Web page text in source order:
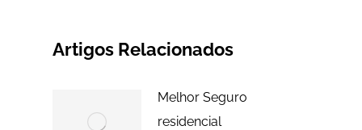
Artigos Relacionados
Melhor Seguro
residencial